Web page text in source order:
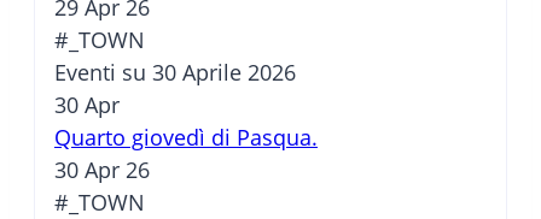
29 Apr 26
#_TOWN
Eventi su 30 Aprile 2026
30 Apr
Quarto giovedì di Pasqua.
30 Apr 26
#_TOWN